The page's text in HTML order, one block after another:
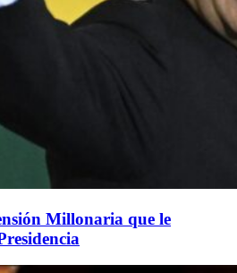
Millonaria que le